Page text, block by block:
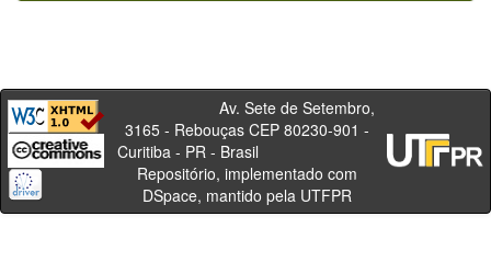
Av. Sete de Setembro,
3165 - Rebouças CEP 80230-901 -
Curitiba - PR - Brasil
Repositório, implementado com
DSpace, mantido pela UTFPR